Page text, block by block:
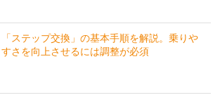
「ステップ交換」の基本手順を解説。乗りや
すさを向上させるには調整が必須